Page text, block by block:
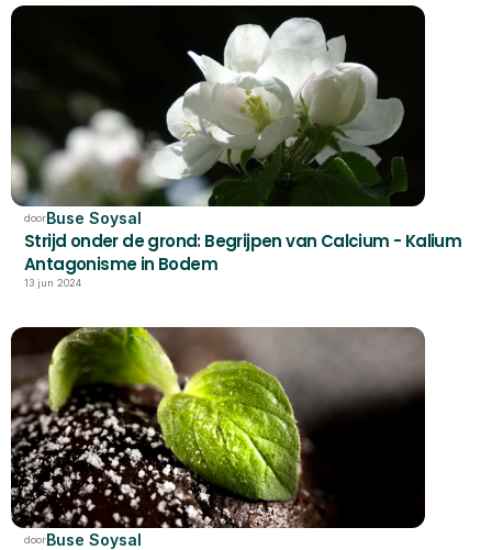
doorBuse Soysal
Strijd onder de grond: Begrijpen van Calcium - Kalium
Antagonisme in Bodem
13 jun 2024
doorBuse Soysal